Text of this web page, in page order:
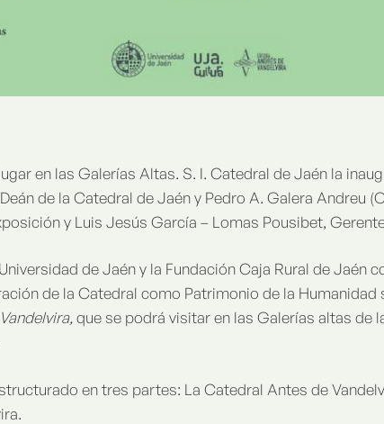
en las Galerías Altas. S. I. Catedral de Jaén la
de la Catedral de Jaén y Pedro A. Galera Andreu
y Luis Jesús García – Lomas Pousibet,
de Jaén y la Fundación Caja Rural de Jaén
de la Catedral como Patrimonio de la Humanidad
que se podrá visitar en las Galerías altas de
en tres partes: La Catedral Antes de